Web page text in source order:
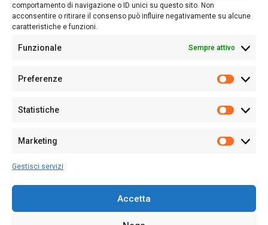
comportamento di navigazione o ID unici su questo sito. Non
acconsentire o ritirare il consenso può influire negativamente su alcune
caratteristiche e funzioni.
Funzionale Sempre attivo
Preferenze
Statistiche
Marketing
Gestisci servizi
Accetta
Follow Us
Sede:Via Cristoforo Colombo 09013 Carbonia
Partita IVA02270380922
128/2020 del 10/02/2020
Per la Pubblicità: